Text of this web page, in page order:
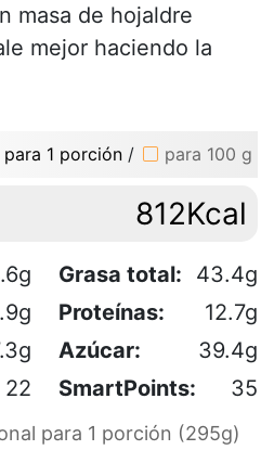
masa de hojaldre
mejor haciendo la
para 1 porción / para 100 g
812Kcal
Grasa total:
43.4g
Proteínas:
12.7g
Azúcar:
39.4g
22 SmartPoints: 35
para 1 porción (295g)